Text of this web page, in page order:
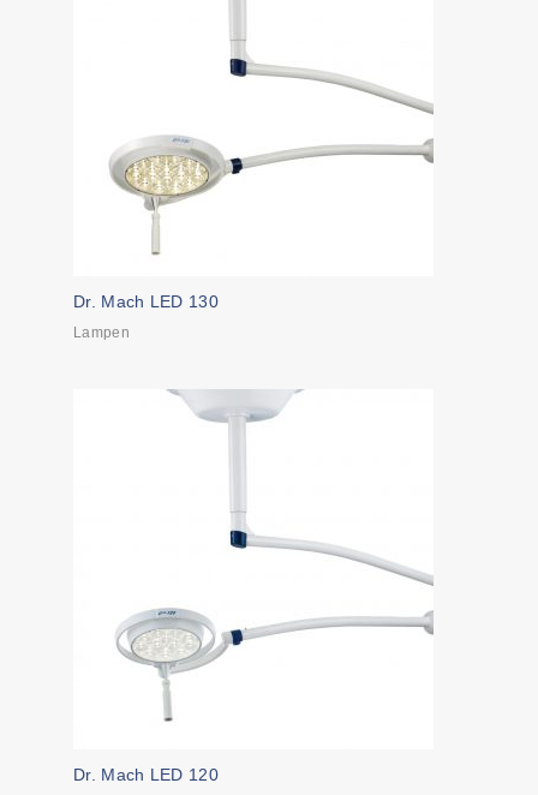
Dr. Mach LED 130
Lampen
Dr. Mach LED 120